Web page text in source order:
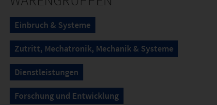
Einbruch & Systeme
Zutritt, Mechatronik, Mechanik & Systeme
Dienstleistungen
Forschung und Entwicklung